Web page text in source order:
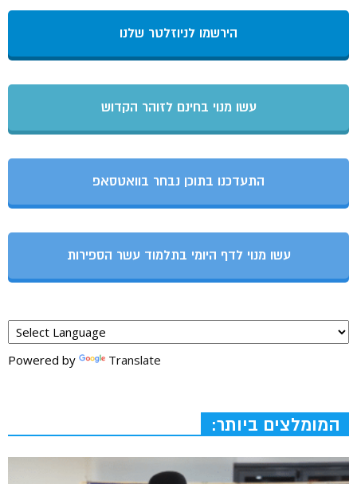
הירשמו לניוזלטר שלנו
עשו מנוי בחינם לזוהר הקדוש
התעדכנו בתוכן נבחר בוואטסאפ
עשו מנוי לדף היומי בתלמוד עשר הספירות
Powered by Translate
המומלצים ביותר: